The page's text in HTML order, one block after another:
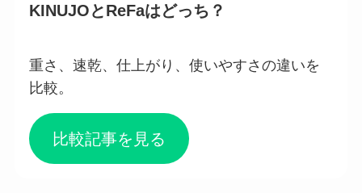
KINUJOとReFaはどっち？
重さ、速乾、仕上がり、使いやすさの違いを
比較。
比較記事を見る